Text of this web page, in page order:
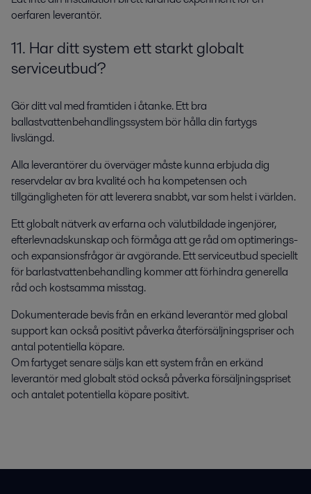
oerfaren leverantör.
11. Har ditt system ett starkt globalt
serviceutbud?
Gör ditt val med framtiden i åtanke. Ett bra
ballastvattenbehandlingssystem bör hålla din fartygs
livslängd.
Alla leverantörer du överväger måste kunna erbjuda dig
reservdelar av bra kvalité och ha kompetensen och
tillgängligheten för att leverera snabbt, var som helst i världen.
Ett globalt nätverk av erfarna och välutbildade ingenjörer,
efterlevnadskunskap och förmåga att ge råd om optimerings-
och expansionsfrågor är avgörande. Ett serviceutbud speciellt
för barlastvattenbehandling kommer att förhindra generella
råd och kostsamma misstag.
Dokumenterade bevis från en erkänd leverantör med global
support kan också positivt påverka återförsäljningspriser och
antal potentiella köpare.
Om fartyget senare säljs kan ett system från en erkänd
leverantör med globalt stöd också påverka försäljningspriset
och antalet potentiella köpare positivt.